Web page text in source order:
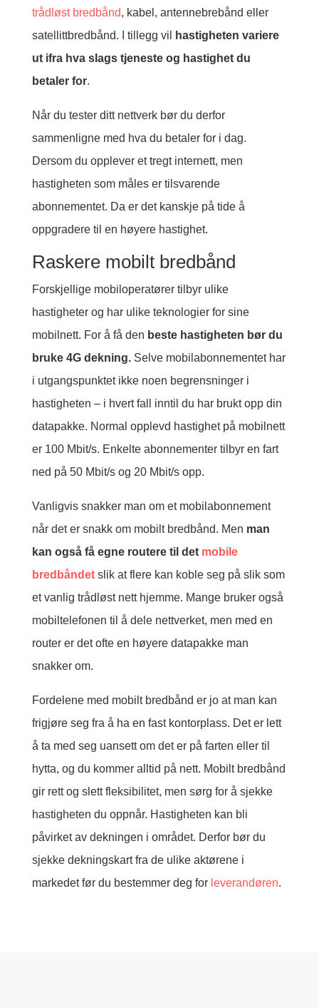
trådløst bredbånd, kabel, antennebrebånd eller
satellittbredbånd. I tillegg vil
hastigheten variere
ut ifra hva slags tjeneste og hastighet du
betaler for.
Når du tester ditt nettverk bør du derfor
sammenligne med hva du betaler for i dag.
Dersom du opplever et tregt internett, men
hastigheten som måles er tilsvarende
abonnementet. Da er det kanskje på tide å
oppgradere til en høyere hastighet.
Raskere mobilt bredbånd
Forskjellige mobiloperatører tilbyr ulike
hastigheter og har ulike teknologier for sine
mobilnett. For å få den beste hastigheten bør du
bruke 4G dekning.Selve mobilabonnementet har
i utgangspunktet ikke noen begrensninger i
hastigheten – i hvert fall inntil du har brukt opp din
datapakke. Normal opplevd hastighet på mobilnett
er 100 Mbit/s. Enkelte abonnementer tilbyr en fart
ned på 50 Mbit/s og 20 Mbit/s opp.
Vanligvis snakker man om et mobilabonnement
når det er snakk om mobilt bredbånd. Men man
kan også få egne routere til det mobile
bredbåndetslik at flere kan koble seg på slik som
et vanlig trådløst nett hjemme. Mange bruker også
mobiltelefonen til å dele nettverket, men med en
router er det ofte en høyere datapakke man
snakker om.
Fordelene med mobilt bredbånd er jo at man kan
frigjøre seg fra å ha en fast kontorplass. Det er lett
å ta med seg uansett om det er på farten eller til
hytta, og du kommer alltid på nett. Mobilt bredbånd
gir rett og slett fleksibilitet, men sørg for å sjekke
hastigheten du oppnår. Hastigheten kan bli
påvirket av dekningen i området. Derfor bør du
sjekke dekningskart fra de ulike aktørene i
markedet før du bestemmer deg for leverandøren.